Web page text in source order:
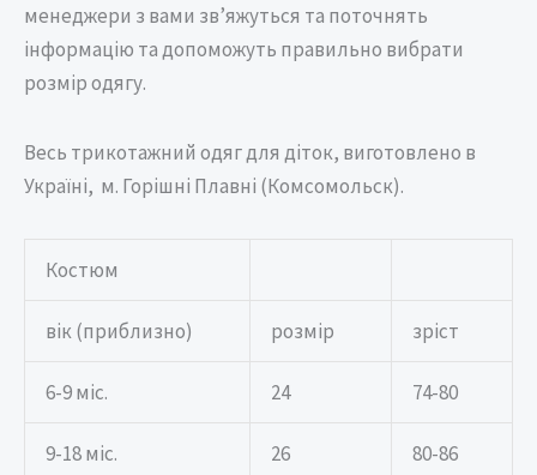
менеджери з вами зв’яжуться та поточнять
інформацію та допоможуть правильно вибрати
розмір одягу.
Весь трикотажний одяг для діток, виготовлено в
Україні, м. Горішні Плавні (Комсомольск).
Костюм
вік (приблизно) розмір зріст
6-9 міс. 24 74-80
9-18 міс. 26 80-86